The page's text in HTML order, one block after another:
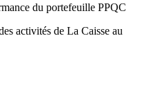
du portefeuille PPQC
activités de La Caisse au